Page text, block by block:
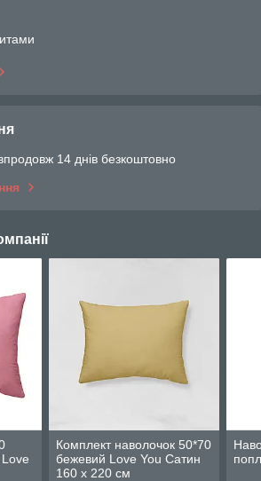
14 днів безкоштовно
Комплект наволочок 50*70
бежевий Love You Сатин
160 x 220 см